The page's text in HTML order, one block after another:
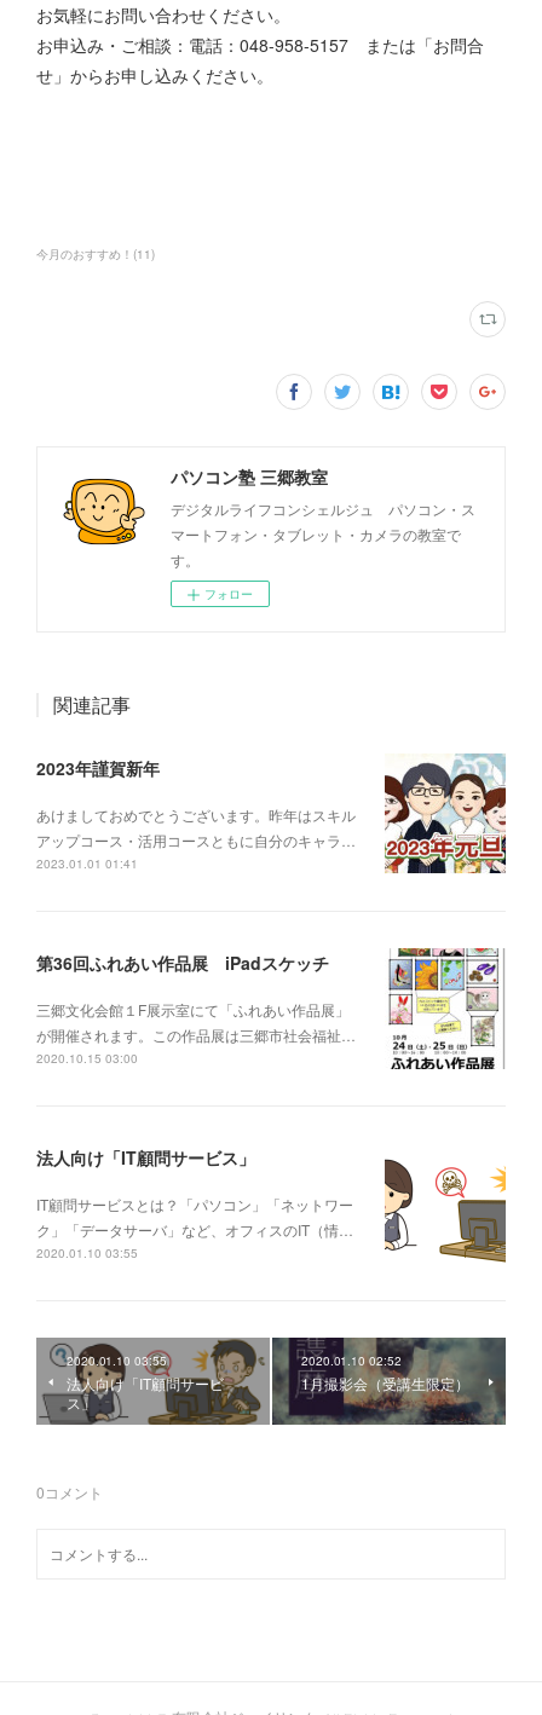
お気軽にお問い合わせください。
お申込み・ご相談：電話：048-958-5157 または「お問合
せ」からお申し込みください。
今月のおすすめ！ (11)
パソコン塾 三郷教室
デジタルライフコンシェルジュ パソコン・ス
マートフォン・タブレット・カメラの教室で
す。
フォロー
関連記事
2023年謹賀新年
あけましておめでとうございます。昨年はスキル
アップコース・活用コースともに自分のキャラ…
2023.01.01 01:41
第36回ふれあい作品展 iPadスケッチ
三郷文化会館１F展示室にて「ふれあい作品展」
が開催されます。この作品展は三郷市社会福祉…
2020.10.15 03:00
法人向け「IT顧問サービス」
IT顧問サービスとは？「パソコン」「ネットワー
ク」「データサーバ」など、オフィスのIT（情…
2020.01.10 03:55
2020.01.10 03:55
法人向け「IT顧問サービ
ス」
2020.01.10 02:52
1月撮影会（受講生限定）
0コメント